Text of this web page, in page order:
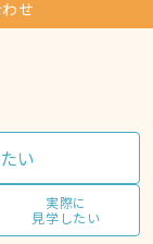
せ
い
実際に
見学したい